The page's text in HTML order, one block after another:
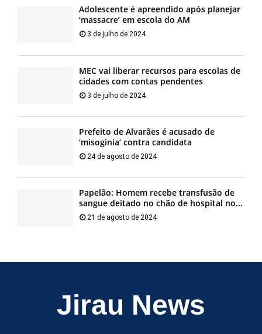
Adolescente é apreendido após planejar
‘massacre’ em escola do AM
3 de julho de 2024
MEC vai liberar recursos para escolas de
cidades com contas pendentes
3 de julho de 2024
Prefeito de Alvarães é acusado de
‘misoginia’ contra candidata
24 de agosto de 2024
Papelão: Homem recebe transfusão de
sangue deitado no chão de hospital no...
21 de agosto de 2024
Jirau News